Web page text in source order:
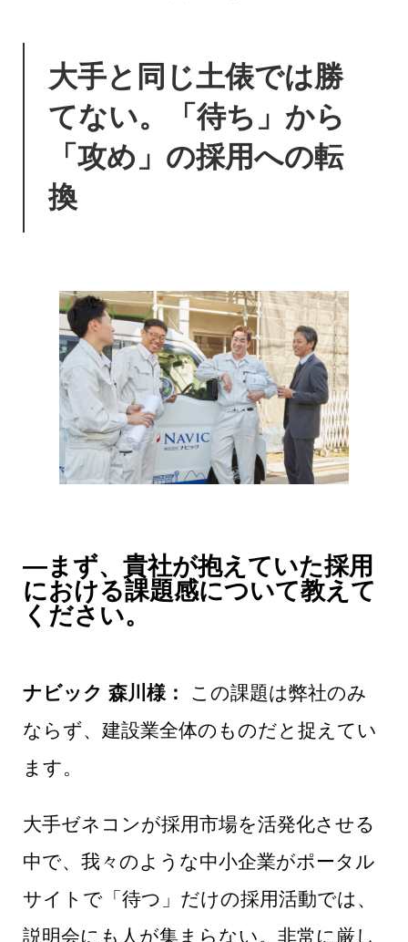
大手と同じ土俵では勝
てない。「待ち」から
「攻め」の採用への転
換
―まず、貴社が抱えていた採用
における課題感について教えて
ください。
ナビック 森川様：
この課題は弊社のみ
ならず、建設業全体のものだと捉えてい
ます。
大手ゼネコンが採用市場を活発化させる
中で、我々のような中小企業がポータル
サイトで「待つ」だけの採用活動では、
説明会にも人が集まらない。非常に厳し